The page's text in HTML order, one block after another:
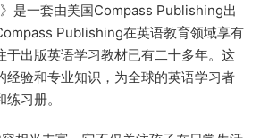
是一套由美国Compass Publishing出
Publishing在英语教育领域享有
于出版英语学习教材已有二十多年。这
经验和专业知识，为全球的英语学习者
习册。